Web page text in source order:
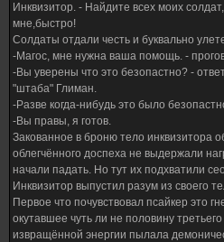
Инквизитор. - Найдите всех моих
мне,быстро!
Солдаты отдали честь и буквально
-Магос, мне нужна ваша помощь. -
-Вы уверены что это безопастно? -
"штаба" Глиман.
-Разве когда-нибудь это было
-Вы правы, я готов.
Закованное в броню тело инквизитора
облегчённого доспеха не выдержали
начали падать. Но тут их подхватили
Инквизитор выпустил разум из своего
Первое что почувствовал псайкер это
окутавшее чуть ли не половину
извращённой энергии пылала